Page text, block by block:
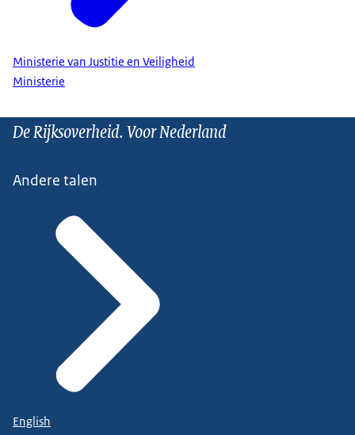
Ministerie van Justitie en Veiligheid
Ministerie
De Rijksoverheid. Voor Nederland
Andere talen
English